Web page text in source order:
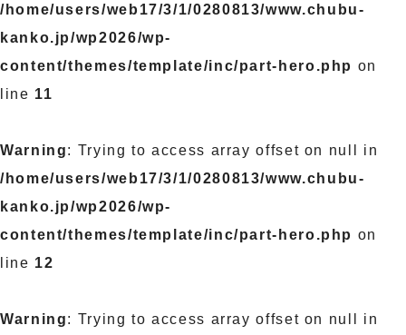
/home/users/web17/3/1/0280813/www.chubu-
kanko.jp/wp2026/wp-
content/themes/template/inc/part-hero.php on
line 11
Warning: Trying to access array offset on null in
/home/users/web17/3/1/0280813/www.chubu-
kanko.jp/wp2026/wp-
content/themes/template/inc/part-hero.php on
line 12
Warning: Trying to access array offset on null in